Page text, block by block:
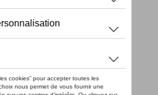
>Jantes et roues
d'hiver > Détail